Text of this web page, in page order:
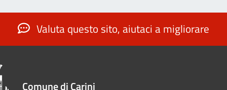
Valuta questo sito, aiutaci a migliorare
Comune di Carini